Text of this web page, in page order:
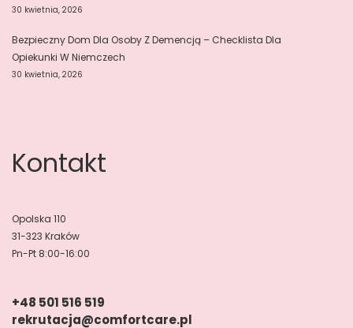
30 kwietnia, 2026
Bezpieczny Dom Dla Osoby Z Demencją – Checklista Dla
Opiekunki W Niemczech
30 kwietnia, 2026
Kontakt
Opolska 110
31-323 Kraków
Pn-Pt 8:00-16:00
+48 501 516 519
rekrutacja@comfortcare.pl